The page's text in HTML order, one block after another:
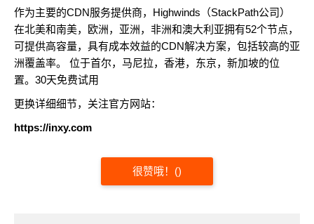
作为主要的CDN服务提供商，Highwinds（StackPath公司）
在北美和南美，欧洲，亚洲，非洲和澳大利亚拥有52个节点，
可提供高容量，具有成本效益的CDN解决方案，包括较高的亚
洲覆盖率。 位于首尔，马尼拉，香港，东京，新加坡的位
置。30天免费试用
更换详细细节，关注官方网站：
https://inxy.com
很赞哦！ ()